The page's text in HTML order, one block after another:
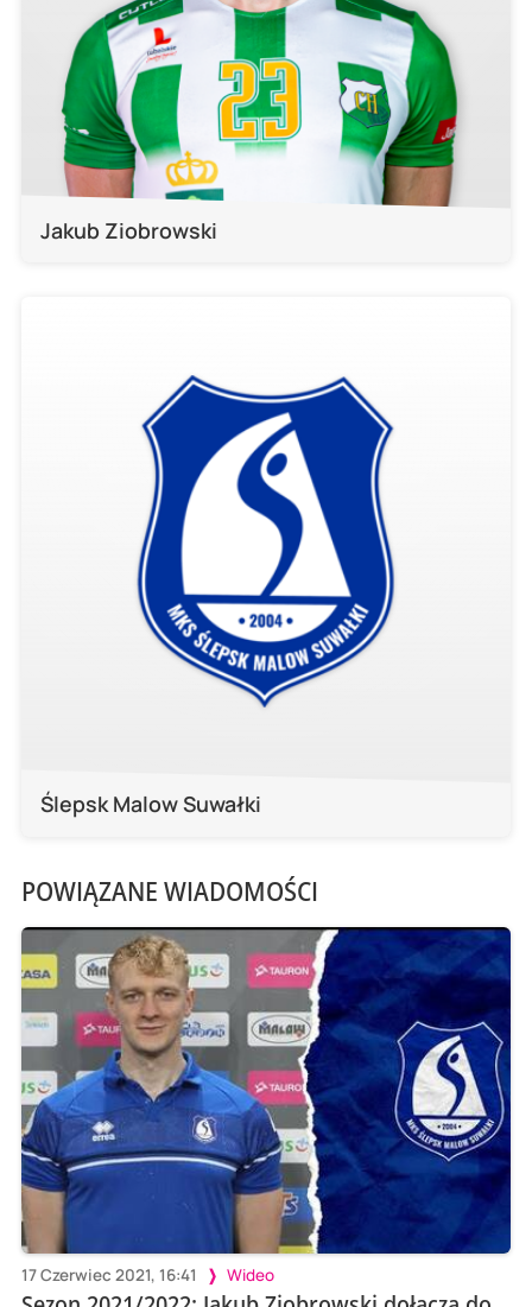
Jakub Ziobrowski
Ślepsk Malow Suwałki
POWIĄZANE WIADOMOŚCI
17 Czerwiec 2021, 16:41 Wideo